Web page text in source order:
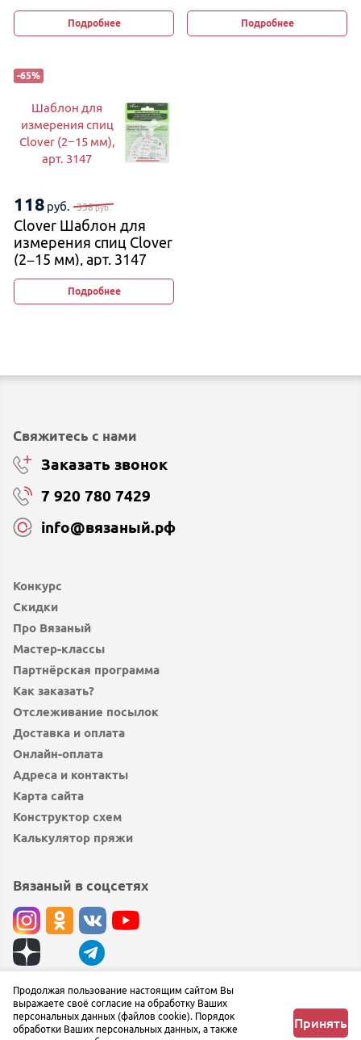
Подробнее Подробнее
-65%
Шаблон для
измерения спиц
Clover (2−15 мм),
арт. 3147
118 руб. 338руб.
Clover Шаблон для
измерения спиц Clover
(2−15 мм), арт. 3147
Подробнее
Конкурс
Скидки
Про Вязаный
Мастер-классы
Партнёрская программа
Как заказать?
Отслеживание посылок
Доставка и оплата
Онлайн-оплата
Адреса и контакты
Карта сайта
Конструктор схем
Калькулятор пряжи
Свяжитесь с нами
Заказать звонок
7 920 780 7429
info@вязаный.рф
Вязаный в соцсетях
© вязаный.рф 2019 — 2026
Сообщить об ошибке
Продолжая пользование настоящим сайтом Вы
выражаете своё согласие на обработку Ваших
персональных данных (файлов cookie). Порядок
обработки Ваших персональных данных, а также
Принять